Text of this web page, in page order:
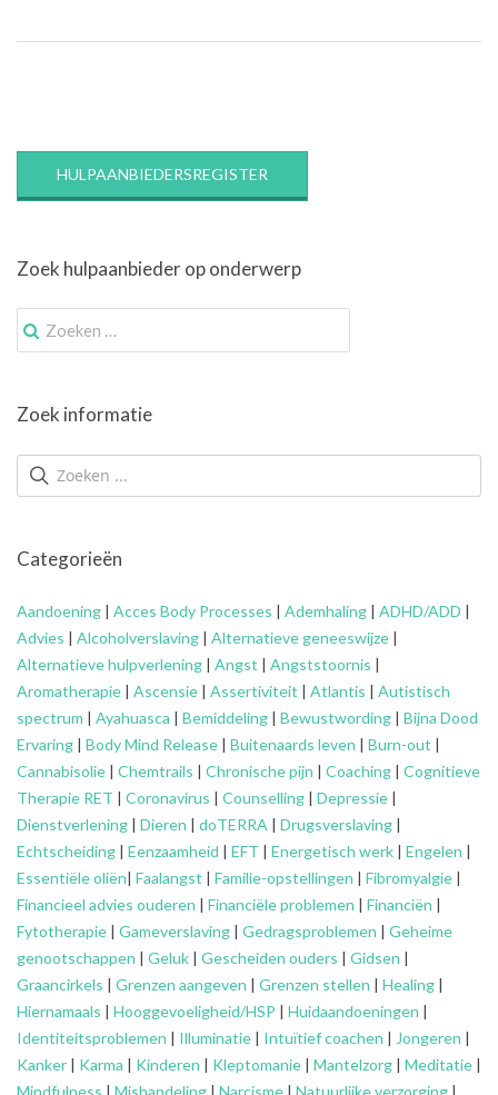
HULPAANBIEDERSREGISTER
Zoek hulpaanbieder op onderwerp
Zoek
naar:
Zoek informatie
Categorieën
Aandoening | Acces Body Processes | Ademhaling | ADHD/ADD |
Advies | Alcoholverslaving | Alternatieve geneeswijze |
Alternatieve hulpverlening | Angst | Angststoornis |
Aromatherapie | Ascensie | Assertiviteit | Atlantis | Autistisch
spectrum | Ayahuasca | Bemiddeling | Bewustwording | Bijna Dood
Ervaring | Body Mind Release | Buitenaards leven | Burn-out |
Cannabisolie | Chemtrails | Chronische pijn | Coaching | Cognitieve
Therapie RET | Coronavirus | Counselling | Depressie |
Dienstverlening | Dieren | doTERRA | Drugsverslaving |
Echtscheiding | Eenzaamheid | EFT | Energetisch werk | Engelen |
Essentiële oliën| Faalangst | Familie-opstellingen | Fibromyalgie |
Financieel advies ouderen | Financiële problemen | Financiën |
Fytotherapie | Gameverslaving | Gedragsproblemen | Geheime
genootschappen | Geluk | Gescheiden ouders | Gidsen |
Graancirkels | Grenzen aangeven | Grenzen stellen | Healing |
Hiernamaals | Hooggevoeligheid/HSP | Huidaandoeningen |
Identiteitsproblemen | Illuminatie | Intuïtief coachen | Jongeren |
Kanker | Karma | Kinderen | Kleptomanie | Mantelzorg | Meditatie |
Mindfulness | Mishandeling | Narcisme | Natuurlijke verzorging |